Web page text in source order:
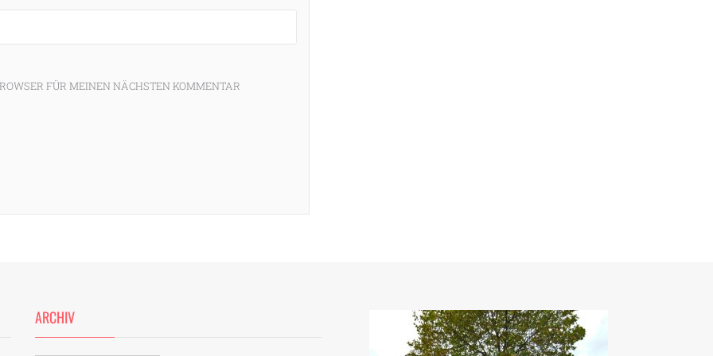
FÜR MEINEN NÄCHSTEN KOMMENTAR
ARCHIV